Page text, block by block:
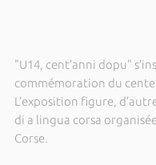
"U14, cent’anni dopu"
commémoration du
L’exposition figure,
di a lingua corsa
Corse.